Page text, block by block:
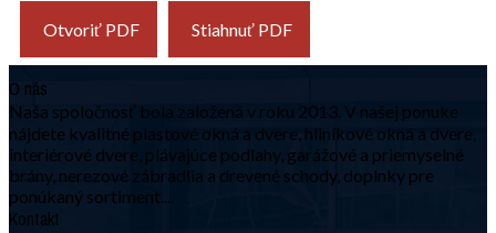
Otvoriť PDF Stiahnuť PDF
O nás
Naša spoločnosť bola založená v roku 2013. V našej ponuke
nájdete kvalitné plastové okná a dvere, hliníkové okná a dvere,
interiérové dvere, plávajúce podlahy, garážové a priemyselné
brány, nerezové zábradlia a drevené schody, doplnky pre
ponúkaný sortiment....
Kontakt